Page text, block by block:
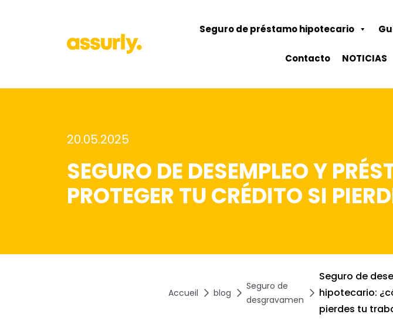
Seguro de préstamo hipotecario
Contacto NOTICIAS
20.05.2025
SEGURO DE DESEMPLEO Y
PROTEGER TU CRÉDITO SI
Accueil blog
Seguro de
desgravamen
Seguro de
hipotecario:
pierdes tu